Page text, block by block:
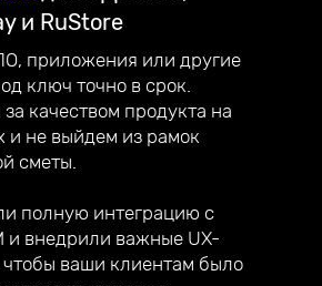
и RuStore
приложения или другие
ключ точно в срок.
качеством продукта на
и не выйдем из рамок
сметы.
полную интеграцию с
и внедрили важные UX-
чтобы ваши клиентам было